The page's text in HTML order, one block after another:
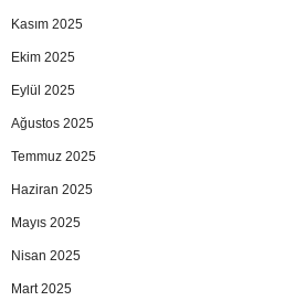
Kasım 2025
Ekim 2025
Eylül 2025
Ağustos 2025
Temmuz 2025
Haziran 2025
Mayıs 2025
Nisan 2025
Mart 2025